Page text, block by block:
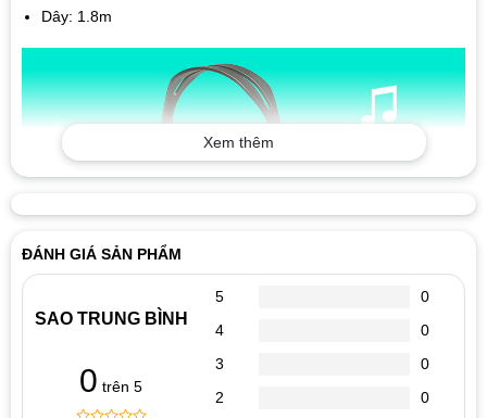
Dây: 1.8m
Công nghệ âm thanh nổi bật và micro chân thật, thích hợp cho
gạt lên gạt xuống khi nói chuyện, ngoài ra còn bọc cách âm giúp
giảm tạp âm bên ngoài để lọc rõ âm thanh tạo cảm
Xem thêm
ĐÁNH GIÁ SẢN PHẨM
SAO TRUNG BÌNH
0 trên 5
5
0
4
0
3
0
2
0